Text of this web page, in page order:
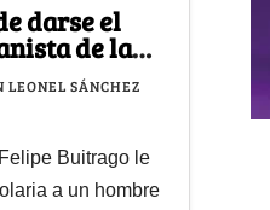
darse el
de la
SÁNCHEZ
Buitrago le
a un hombre